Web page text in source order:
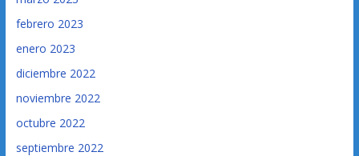
febrero 2023
enero 2023
diciembre 2022
noviembre 2022
octubre 2022
septiembre 2022